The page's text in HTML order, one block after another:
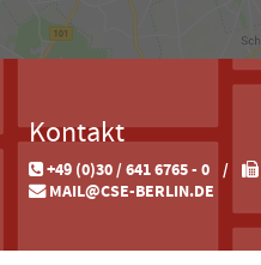
Kontakt
+49 (0)30 / 641 6765 - 0
MAIL@CSE-BERLIN.DE